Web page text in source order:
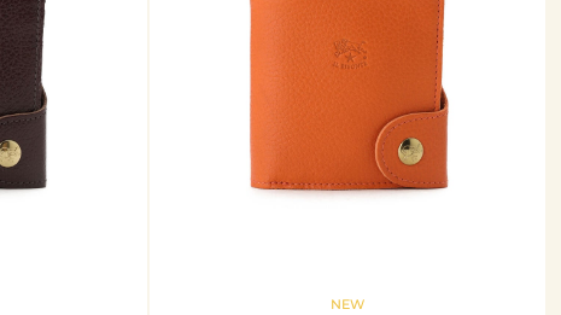
NEW